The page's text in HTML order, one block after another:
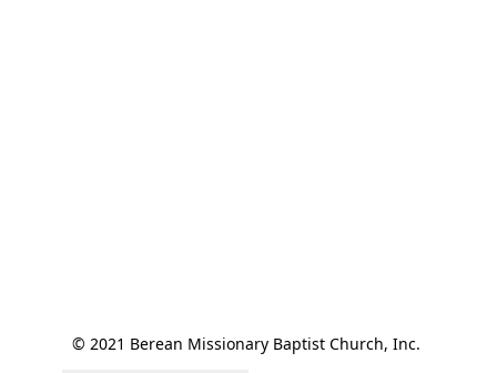
© 2021 Berean Missionary Baptist Church, Inc.